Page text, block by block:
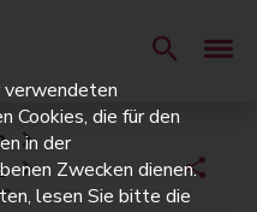
verwendeten
Cookies, die für den
in der
Zwecken dienen.
lesen Sie bitte die